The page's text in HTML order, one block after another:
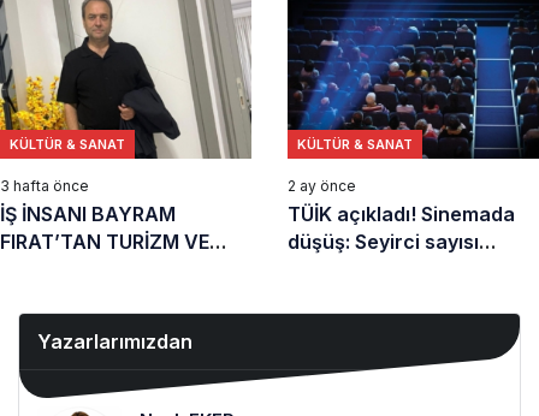
buldu
KÜLTÜR & SANAT
3 hafta önce
İŞ İNSANI BAYRAM
FIRAT’TAN TURİZM VE
KÜLTÜR & SANAT
2 ay önce
TÜİK açıkladı! Sinemada
düşüş: Seyirci sayısı
Yazarlarımızdan